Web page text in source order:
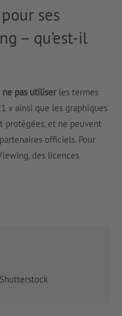
ses
– qu’est-il
ne pas utiliserles termes
» ainsi que les graphiques
protégées, et ne peuvent
officiels. Pour
des licences